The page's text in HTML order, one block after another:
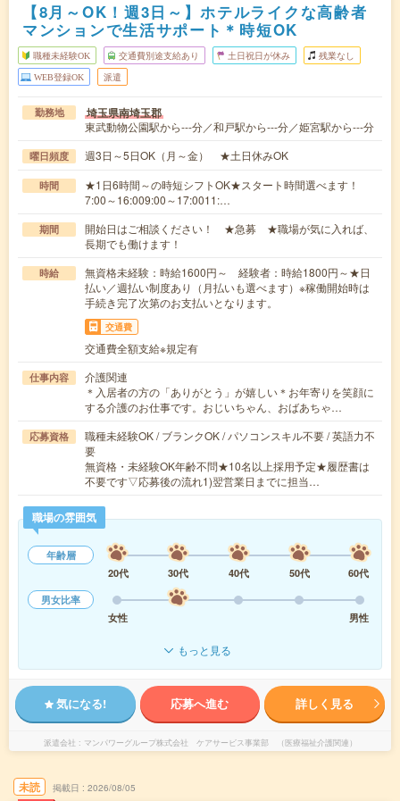
【8月～OK！週3日～】ホテルライクな高齢者
マンションで生活サポート＊時短OK
職種未経験OK 交通費別途支給あり 土日祝日が休み 残業なし
WEB登録OK 派遣
勤務地 埼玉県南埼玉郡
東武動物公園駅から---分／和戸駅から---分／姫宮駅から---分
曜日頻度 週3日～5日OK（月～金） ★土日休みOK
時間
★1日6時間～の時短シフトOK★スタート時間選べます！
7:00～16:009:00～17:0011:…
期間
開始日はご相談ください！ ★急募 ★職場が気に入れば、
長期でも働けます！
時給
無資格未経験：時給1600円～ 経験者：時給1800円～★日
払い／週払い制度あり（月払いも選べます）※稼働開始時は
手続き完了次第のお支払いとなります。
交通費
交通費全額支給※規定有
仕事内容
介護関連
＊入居者の方の「ありがとう」が嬉しい＊お年寄りを笑顔に
する介護のお仕事です。おじいちゃん、おばあちゃ…
応募資格
職種未経験OK / ブランクOK / パソコンスキル不要 / 英語力不
要
無資格・未経験OK年齢不問★10名以上採用予定★履歴書は
不要です▽応募後の流れ1)翌営業日までに担当…
職場の雰囲気
年齢層
20代
30代 40代 50代
60代
男女比率
女性
男性
もっと見る
気になる! 応募へ進む 詳しく見る
派遣会社 マンパワーグループ株式会社 ケアサービス事業部 （医療福祉介護関連）
未読 掲載日 2026/08/05